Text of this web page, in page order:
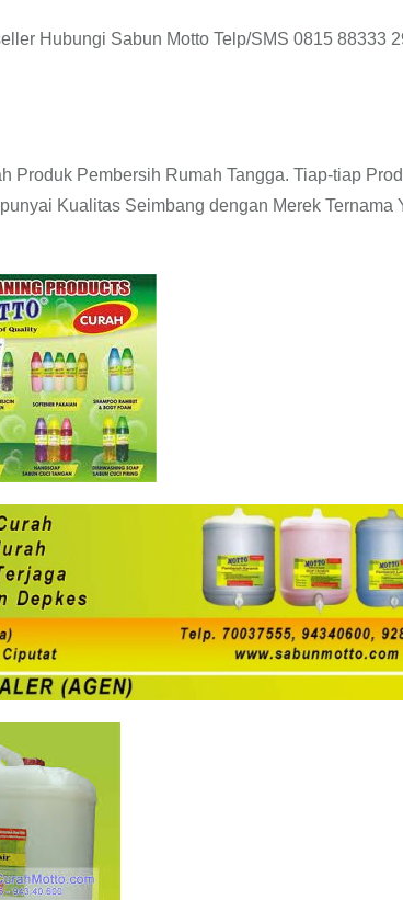
Hubungi Sabun Motto Telp/SMS 0815 88333
Produk Pembersih Rumah Tangga. Tiap-tiap
Kualitas Seimbang dengan Merek Ternama